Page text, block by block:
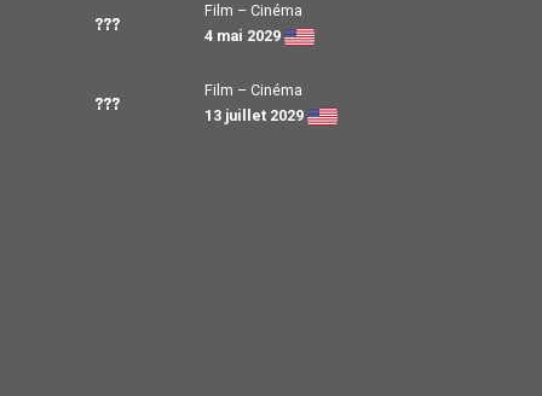
???
Film – Cinéma
4 mai 2029
???
Film – Cinéma
13 juillet 2029